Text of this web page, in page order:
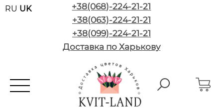
RU UK
+38(068)-224-21-21
+38(063)-224-21-21
+38(099)-224-21-21
Доставка по Харькову